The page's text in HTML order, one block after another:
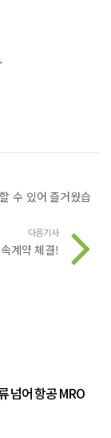
수 있어 즐거웠습
다음기사
계약 체결!
넘어 항공 MRO